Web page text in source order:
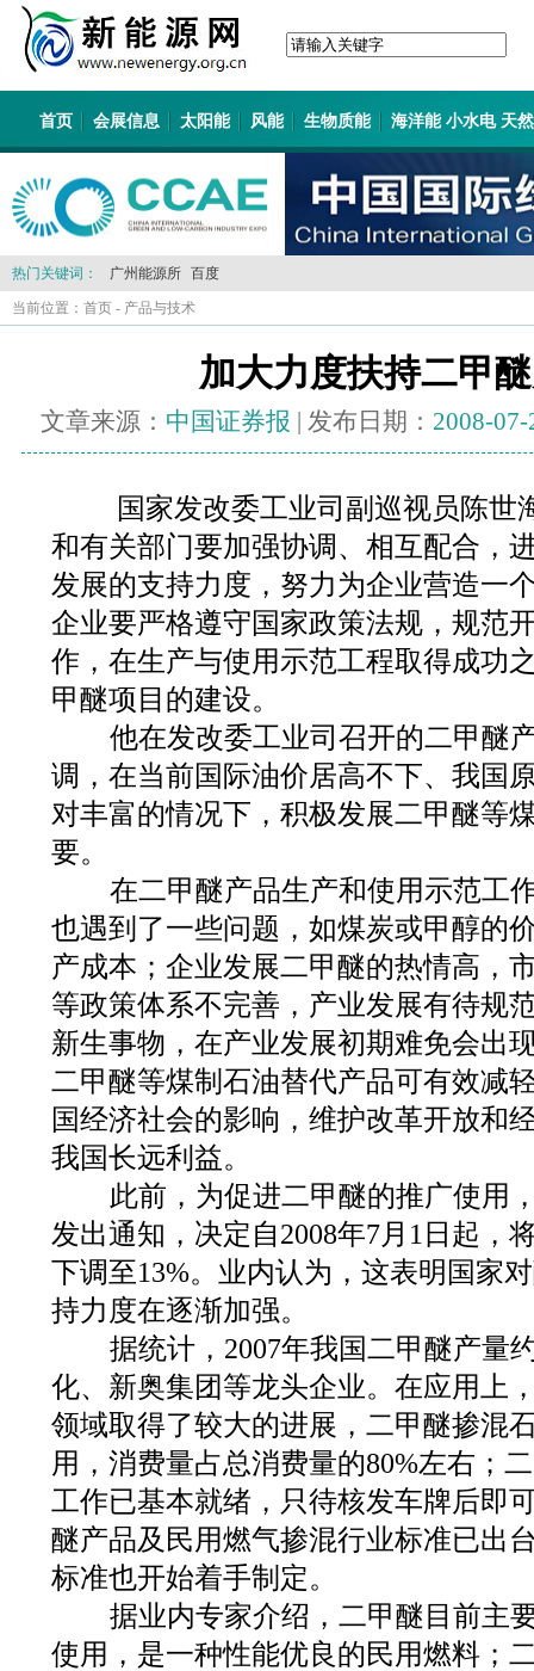
首页 会展信息 太阳能 风能 生物质能 海洋能 小水电 天
热门关键词： 广州能源所 百度
当前位置： 首页 - 产品与技术
加大力度扶持二甲
文章来源： 中国证券报 | 发布日期： 2008-07-
国家发改委工业司副巡视员陈世
和有关部门要加强协调、相互配合，
发展的支持力度，努力为企业营造一
企业要严格遵守国家政策法规，规范
作，在生产与使用示范工程取得成功
甲醚项目的建设。
他在发改委工业司召开的二甲醚
调，在当前国际油价居高不下、我国
对丰富的情况下，积极发展二甲醚等
要。
在二甲醚产品生产和使用示范工
也遇到了一些问题，如煤炭或甲醇的
产成本；企业发展二甲醚的热情高，
等政策体系不完善，产业发展有待规
新生事物，在产业发展初期难免会出
二甲醚等煤制石油替代产品可有效减
国经济社会的影响，维护改革开放和
我国长远利益。
此前，为促进二甲醚的推广使用
发出通知，决定自2008年7月1日起，
下调至13%。业内认为，这表明国家
持力度在逐渐加强。
据统计，2007年我国二甲醚产量
化、新奥集团等龙头企业。在应用上
领域取得了较大的进展，二甲醚掺混
用，消费量占总消费量的80%左右；
工作已基本就绪，只待核发车牌后即
醚产品及民用燃气掺混行业标准已出
标准也开始着手制定。
据业内专家介绍，二甲醚目前主
使用，是一种性能优良的民用燃料；